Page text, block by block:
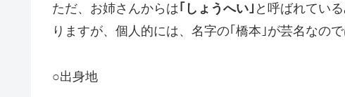
ただ、お姉さんからは｢しょうへい｣ と呼ばれてい
りますが、個人的には、名字の｢橋本｣が芸名なので
○出身地